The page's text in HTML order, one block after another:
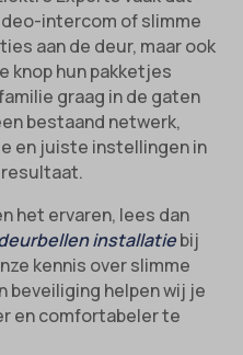
intercom of slimme
aan de deur, maar ook
knop hun pakketjes
graag in de gaten
bestaand netwerk,
en juiste instellingen in
het ervaren, lees dan
installatiebij
kennis over slimme
beveiliging helpen wij je
en comfortabeler te